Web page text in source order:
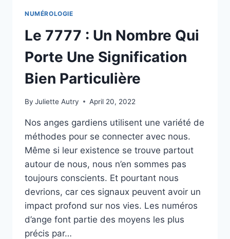
NUMÉROLOGIE
Le 7777 : Un Nombre Qui
Porte Une Signification
Bien Particulière
By Juliette Autry April 20, 2022
Nos anges gardiens utilisent une variété de
méthodes pour se connecter avec nous.
Même si leur existence se trouve partout
autour de nous, nous n’en sommes pas
toujours conscients. Et pourtant nous
devrions, car ces signaux peuvent avoir un
impact profond sur nos vies. Les numéros
d’ange font partie des moyens les plus
précis par…